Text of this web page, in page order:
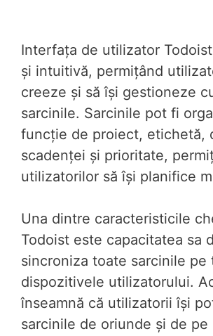
Interfața de utilizator
și intuitivă, permițând
creeze și să își gestioneze
sarcinile. Sarcinile pot fi
funcție de proiect, etichetă,
scadenței și prioritate,
utilizatorilor să își planifice
Una dintre caracteristicile
Todoist este capacitatea sa
sincroniza toate sarcinile pe
dispozitivele utilizatorului.
înseamnă că utilizatorii își
sarcinile de oriunde și de pe